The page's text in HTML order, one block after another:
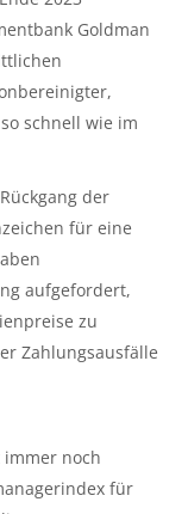
Goldman
schnell wie im
der
für eine
aufgefordert,
zu
Zahlungsausfälle
noch
für